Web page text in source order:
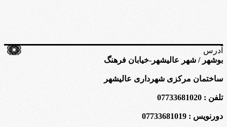
آدرس
بوشهر / شهر عالیشهر-خیابان فرهنگ
ساختمان مرکزی شهرداری عالیشهر
تلفن : 07733681020
دورنویس : 07733681019